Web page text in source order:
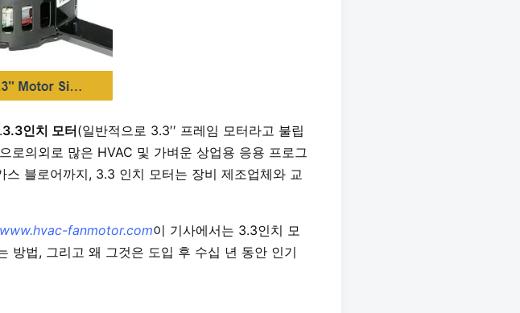
3.3인치 모터(일반적으로 3.3′′ 프레임 모터라고 불립
로의외로 많은 HVAC 및 가벼운 상업용 응용 프로그
블로어까지, 3.3 인치 모터는 장비 제조업체와 교
www.hvac-fanmotor.com이 기사에서는 3.3인치 모
방법, 그리고 왜 그것은 도입 후 수십 년 동안 인기